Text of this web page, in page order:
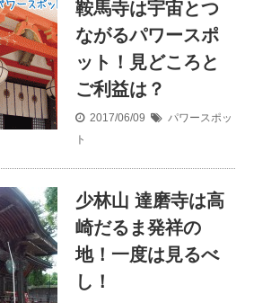
鞍馬寺は宇宙とつ
ながるパワースポ
ット！見どころと
ご利益は？
2017/06/09
パワースポッ
ト
少林山 達磨寺は高
崎だるま発祥の
地！一度は見るべ
し！